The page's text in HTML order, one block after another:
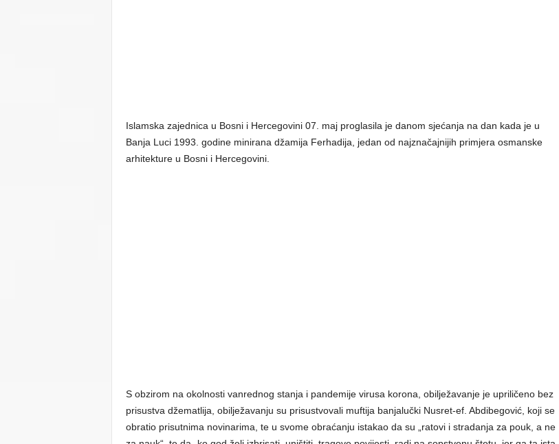
Islamska zajednica u Bosni i Hercegovini 07. maj proglasila je danom sjećanja na dan kada je u
Banja Luci 1993. godine minirana džamija Ferhadija, jedan od najznačajnijih primjera osmanske
arhitekture u Bosni i Hercegovini.
S obzirom na okolnosti vanrednog stanja i pandemije virusa korona, obilježavanje je upriličeno bez
prisustva džematlija, obilježavanju su prisustvovali muftija banjalučki Nusret-ef. Abdibegović, koji se
obratio prisutnima novinarima, te u svome obraćanju istakao da su „ratovi i stradanja za pouk, a ne